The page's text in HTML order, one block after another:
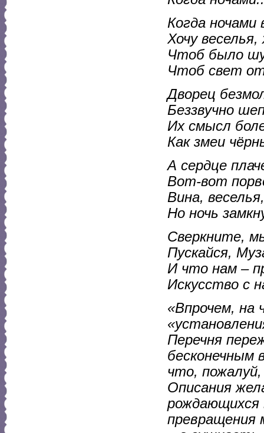
Когда
Хочу веселья,
Чтоб было
Чтоб свет
Дворец
Беззвучно
Их смысл
Как змеи
А сердце
Вот-вот
Вина,
Но ночь
Сверкните,
Пускайся,
И что нам –
Искусство с
«Впрочем,
Перечня
бесконечным
что,
Описания
рождающихся
превращения